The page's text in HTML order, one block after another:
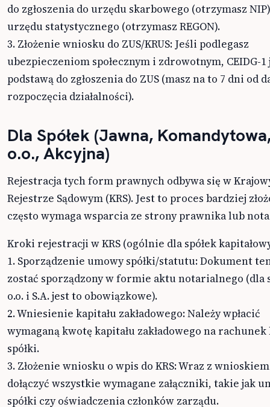
do zgłoszenia do urzędu skarbowego (otrzymasz
urzędu statystycznego (otrzymasz REGON).
3. Złożenie wniosku do ZUS/KRUS: Jeśli podlegasz
ubezpieczeniom społecznym i zdrowotnym, CEIDG-1
podstawą do zgłoszenia do ZUS (masz na to 7 dni od
rozpoczęcia działalności).
Dla Spółek (Jawna,
o.o., Akcyjna)
Rejestracja tych form prawnych odbywa się w
Rejestrze Sądowym (KRS). Jest to proces bardziej
często wymaga wsparcia ze strony prawnika lub
Kroki rejestracji w KRS (ogólnie dla spółek
1. Sporządzenie umowy spółki/statutu: Dokument
zostać sporządzony w formie aktu notarialnego (dla
o.o. i S.A. jest to obowiązkowe).
2. Wniesienie kapitału zakładowego: Należy wpłacić
wymaganą kwotę kapitału zakładowego na
spółki.
3. Złożenie wniosku o wpis do KRS: Wraz z
dołączyć wszystkie wymagane załączniki, takie jak
spółki czy oświadczenia członków zarządu.